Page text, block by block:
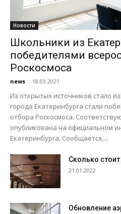
Новости
Школьники из
победителями
Роскосмоса
news - 18.03.2021
Из открытых источников стало
города Екатеринбурга стали
отбора Роскосмоса.
опубликована на официальном
Екатеринбурга. Сообщается,...
Сколько
21.01.2022
Обновление